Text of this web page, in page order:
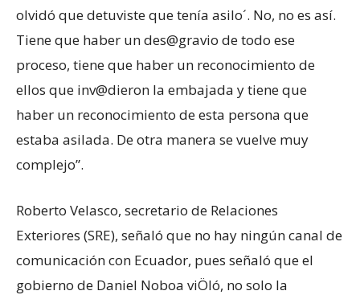
olvidó que detuviste que tenía asilo´. No, no es así.
Tiene que haber un des@gravio de todo ese
proceso, tiene que haber un reconocimiento de
ellos que inv@dieron la embajada y tiene que
haber un reconocimiento de esta persona que
estaba asilada. De otra manera se vuelve muy
complejo”.
Roberto Velasco, secretario de Relaciones
Exteriores (SRE), señaló que no hay ningún canal de
comunicación con Ecuador, pues señaló que el
gobierno de Daniel Noboa viÖló, no solo la